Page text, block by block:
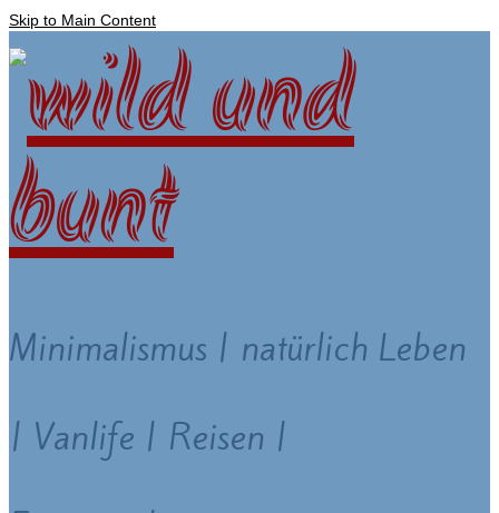
Skip to Main Content
Minimalismus | natürlich Leben
| Vanlife | Reisen |